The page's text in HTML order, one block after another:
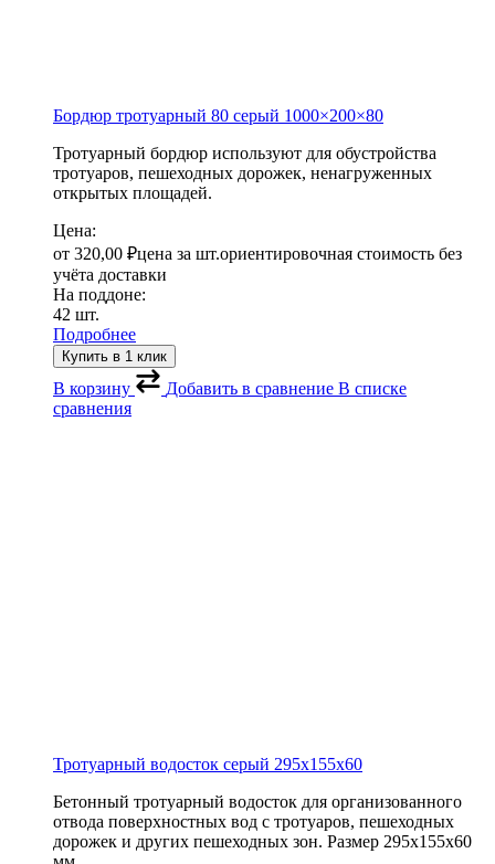
Бордюр тротуарный 80 серый 1000×200×80
Тротуарный бордюр используют для обустройства
тротуаров, пешеходных дорожек, ненагруженных
открытых площадей.
Цена:
от 320,00 ₽цена за шт.ориентировочная стоимость без
учёта доставки
На поддоне:
42 шт.
Подробнее
Купить в 1 клик
В корзину Добавить в сравнение В списке
сравнения
Тротуарный водосток серый 295х155х60
Бетонный тротуарный водосток для организованного
отвода поверхностных вод с тротуаров, пешеходных
дорожек и других пешеходных зон. Размер 295х155х60